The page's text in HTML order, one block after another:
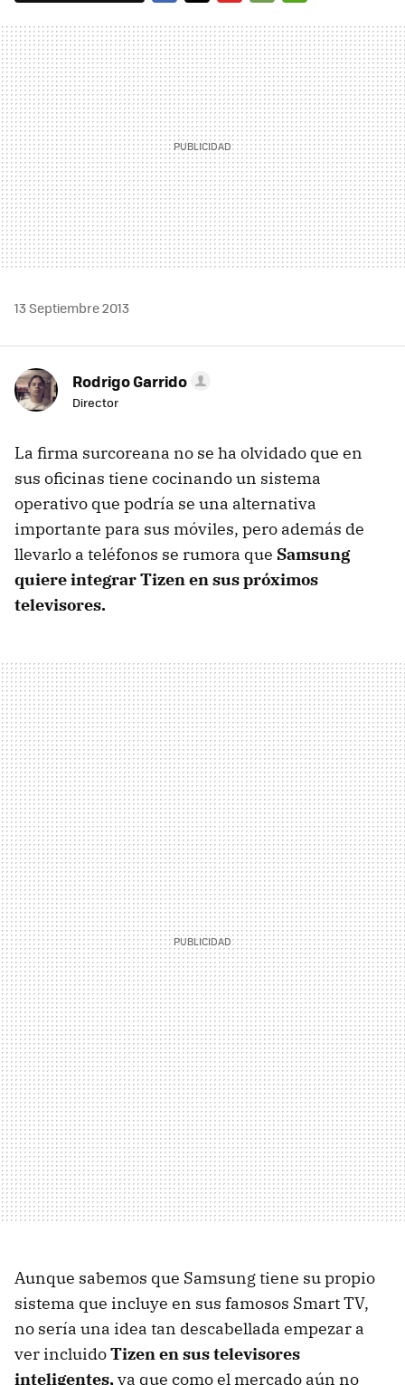
MAIL
13 Septiembre 2013
Rodrigo Garrido
Director
La firma surcoreana no se ha olvidado que en
sus oficinas tiene cocinando un sistema
operativo que podría se una alternativa
importante para sus móviles, pero además de
llevarlo a teléfonos se rumora que Samsung
quiere integrar Tizen en sus próximos
televisores.
Aunque sabemos que Samsung tiene su propio
sistema que incluye en sus famosos Smart TV,
no sería una idea tan descabellada empezar a
ver incluidoTizen en sus televisores
inteligentes,ya que como el mercado aún no